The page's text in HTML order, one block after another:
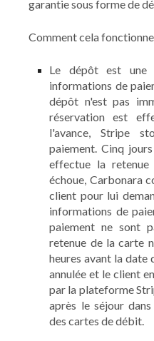
garantie sous forme de
Comment cela
Le dépôt est une
informations de
dépôt n'est pas
réservation est
l'avance, Stripe
paiement. Cinq
effectue la
échoue, Carbonara
client pour lui
informations de
paiement ne sont
retenue de la carte
heures avant la date
annulée et le client
par la plateforme
après le séjour
des cartes de débit.